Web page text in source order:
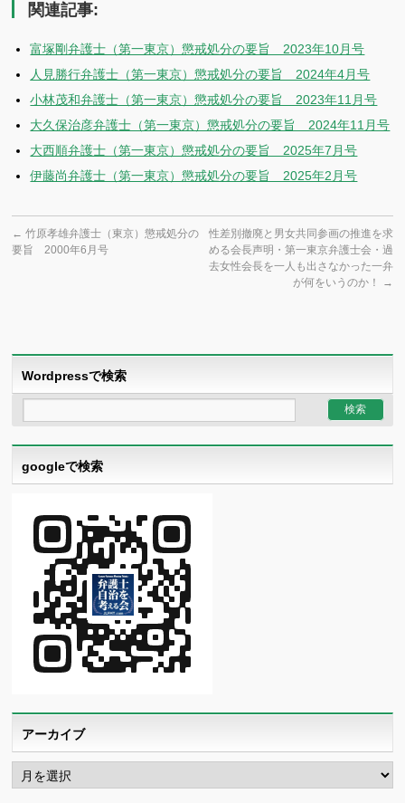
関連記事:
富塚剛弁護士（第一東京）懲戒処分の要旨 2023年10月号
人見勝行弁護士（第一東京）懲戒処分の要旨 2024年4月号
小林茂和弁護士（第一東京）懲戒処分の要旨 2023年11月号
大久保治彦弁護士（第一東京）懲戒処分の要旨 2024年11月号
大西順弁護士（第一東京）懲戒処分の要旨 2025年7月号
伊藤尚弁護士（第一東京）懲戒処分の要旨 2025年2月号
← 竹原孝雄弁護士（東京）懲戒処分の
要旨 2000年6月号
性差別撤廃と男女共同参画の推進を求
める会長声明・第一東京弁護士会・過
去女性会長を一人も出さなかった一弁
が何をいうのか！
→
Wordpressで検索
googleで検索
アーカイブ
ア
ー
カ